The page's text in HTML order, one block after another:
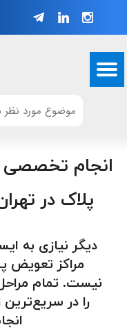
انجام تخصصی
پلاک در
دیگر نیازی به
مراکز تعویض
نیست. تمام
را در